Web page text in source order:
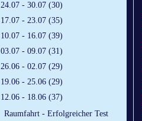
24.07 - 30.07 (30)
17.07 - 23.07 (35)
10.07 - 16.07 (39)
03.07 - 09.07 (31)
26.06 - 02.07 (29)
19.06 - 25.06 (29)
12.06 - 18.06 (37)
Raumfahrt - Erfolgreicher Test